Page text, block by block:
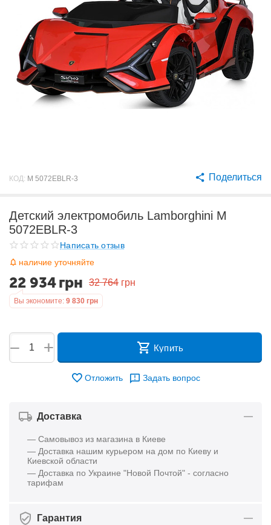
КОД: M 5072EBLR-3 Поделиться
Детский электромобиль Lamborghini M
5072EBLR-3
Написать отзыв
наличие уточняйте
32 764 грн
22 934грн
Вы экономите: 9 830 грн
+
− Купить
Отложить Задать вопрос
Доставка
— Самовывоз из магазина в Киеве
— Доставка нашим курьером на дом по Киеву и
Киевской области
— Доставка по Украине "Новой Почтой" - согласно
тарифам
Гарантия